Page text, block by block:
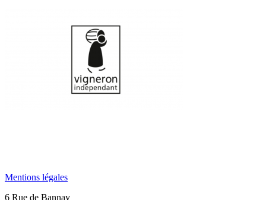
Mentions légales
6 Rue de Bannay